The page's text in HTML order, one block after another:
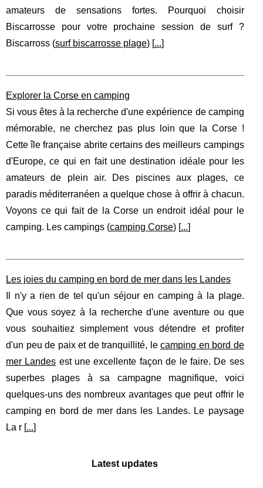
amateurs de sensations fortes. Pourquoi choisir
Biscarrosse pour votre prochaine session de surf ?
Biscarross (surf biscarrosse plage) [...]
Explorer la Corse en camping
Si vous êtes à la recherche d'une expérience de camping
mémorable, ne cherchez pas plus loin que la Corse !
Cette île française abrite certains des meilleurs campings
d'Europe, ce qui en fait une destination idéale pour les
amateurs de plein air. Des piscines aux plages, ce
paradis méditerranéen a quelque chose à offrir à chacun.
Voyons ce qui fait de la Corse un endroit idéal pour le
camping. Les campings (camping Corse) [...]
Les joies du camping en bord de mer dans les Landes
Il n'y a rien de tel qu'un séjour en camping à la plage.
Que vous soyez à la recherche d'une aventure ou que
vous souhaitiez simplement vous détendre et profiter
d'un peu de paix et de tranquillité, lecamping en bord de
mer Landes est une excellente façon de le faire. De ses
superbes plages à sa campagne magnifique, voici
quelques-uns des nombreux avantages que peut offrir le
camping en bord de mer dans les Landes. Le paysage
La r [...]
Latest updates